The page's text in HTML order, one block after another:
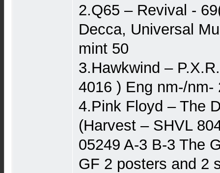
2.Q65 ‎– Revival -
Decca, Universal
mint 50
3.Hawkwind –
4016 ) Eng nm-/nm-
4.Pink Floyd ‎– The
(Harvest ‎– SHVL
05249 A-3 B-3 The
GF 2 posters and 2